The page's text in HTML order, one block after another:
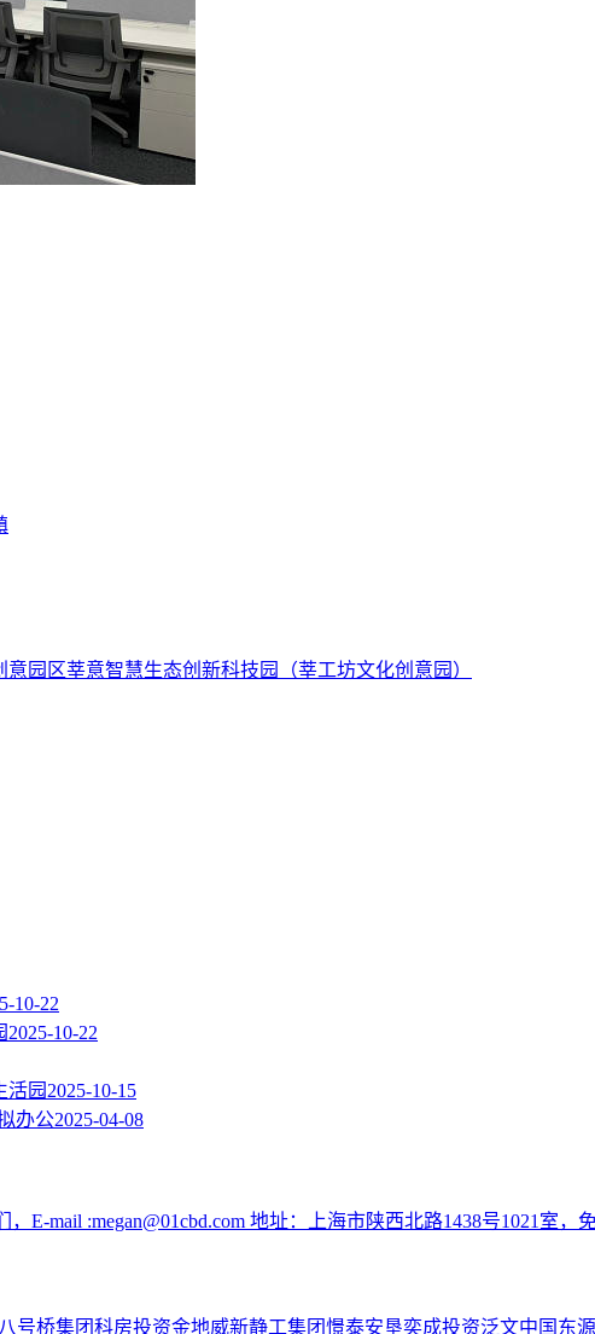
莘意智慧生态创新科技园（莘工坊文化创意园）
10-22
2025-10-22
活园 2025-10-15
办公2025-04-08
E-mail :megan@01cbd.com 地址：上海市陕西北路1438号1021室，
八号桥集团科房投资金地威新静工集团憬泰安垦奕成投资泛文中国 东